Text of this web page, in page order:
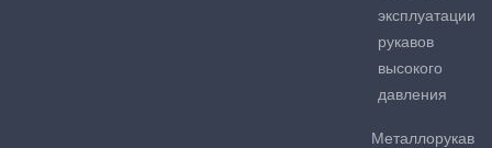
эксплуатации
рукавов
высокого
давления
Металлорукав